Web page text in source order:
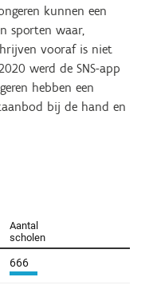
kunnen een
sporten waar,
vooraf is niet
werd de SNS-app
hebben een
bij de hand en